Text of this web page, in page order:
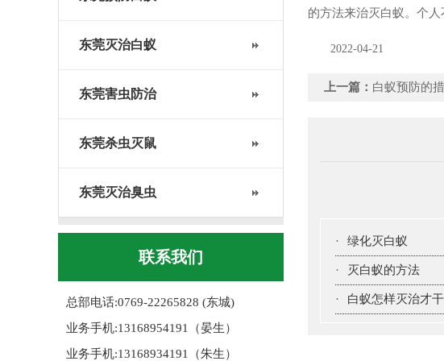
东莞灭治白蚁
东莞害虫防治
东莞杀虫灭鼠
东莞灭治臭虫
联系我们
总部电话:0769-22265828 (东城)
业务手机:13168954191（晏生）
业务手机:13168934191（朱生）
的方法来治灭白蚁。个
2022-04-21
上一篇： 白蚁预防的
· 绿化灭白蚁
· 灭白蚁的方法
· 白蚁怎样灭治才